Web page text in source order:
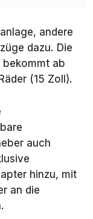
andere
dazu. Die
bekommt ab
(15 Zoll).
auch
hinzu, mit
an die